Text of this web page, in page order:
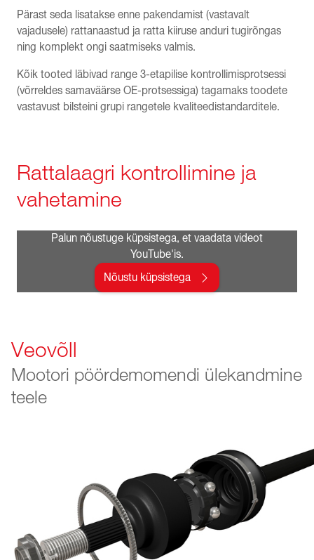
Pärast seda lisatakse enne pakendamist (vastavalt
vajadusele) rattanaastud ja ratta kiiruse anduri tugirõngas
ning komplekt ongi saatmiseks valmis.
Kõik tooted läbivad range 3-etapilise kontrollimisprotsessi
(võrreldes samaväärse OE-protsessiga) tagamaks toodete
vastavust bilsteini grupi rangetele kvaliteedistandarditele.
Rattalaagri kontrollimine ja
vahetamine
Palun nõustuge küpsistega, et vaadata videot
YouTube'is.
Nõustu küpsistega
Veovõll
Mootori pöördemomendi ülekandmine
teele